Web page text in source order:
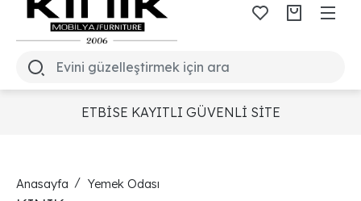
ETBİSE KAYITLI GÜVENLİ SİTE
Anasayfa Yemek Odası